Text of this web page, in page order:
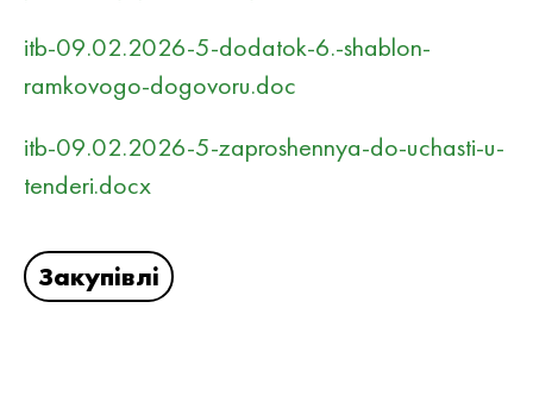
itb-09.02.2026-5-dodatok-6.-shablon-
ramkovogo-dogovoru.doc
itb-09.02.2026-5-zaproshennya-do-uchasti-u-
tenderi.docx
Закупівлі